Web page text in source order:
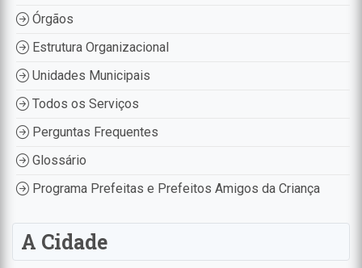
Órgãos
Estrutura Organizacional
Unidades Municipais
Todos os Serviços
Perguntas Frequentes
Glossário
Programa Prefeitas e Prefeitos Amigos da Criança
A Cidade